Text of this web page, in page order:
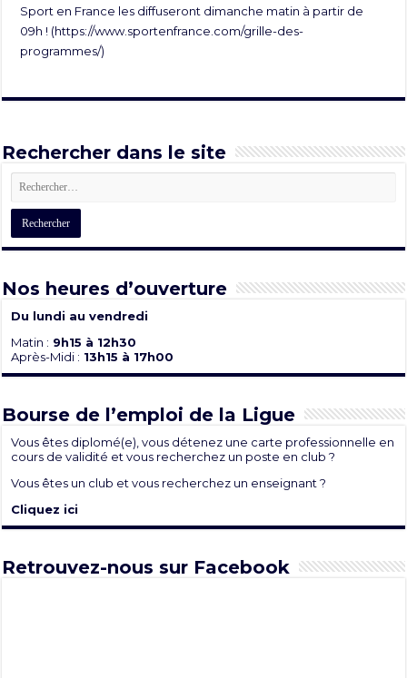
Sport en France les diffuseront dimanche matin à partir de
09h ! (https://www.sportenfrance.com/grille-des-
programmes/)
Rechercher dans le site
Nos heures d’ouverture
Du lundi au vendredi
Matin : 9h15 à 12h30
Après-Midi : 13h15 à 17h00
Bourse de l’emploi de la Ligue
Vous êtes diplomé(e), vous détenez une carte professionnelle en
cours de validité et vous recherchez un poste en club ?
Vous êtes un club et vous recherchez un enseignant ?
Cliquez ici
Retrouvez-nous sur Facebook